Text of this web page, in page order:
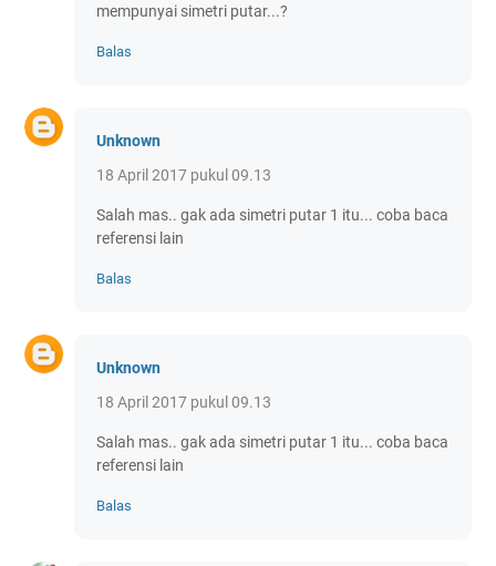
mempunyai simetri putar...?
Balas
Unknown
18 April 2017 pukul 09.13
Salah mas.. gak ada simetri putar 1 itu... coba baca
referensi lain
Balas
Unknown
18 April 2017 pukul 09.13
Salah mas.. gak ada simetri putar 1 itu... coba baca
referensi lain
Balas